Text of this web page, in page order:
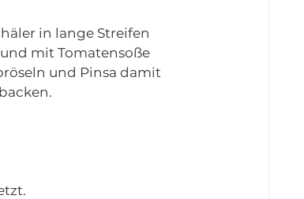
in lange Streifen
mit Tomatensoße
und Pinsa damit